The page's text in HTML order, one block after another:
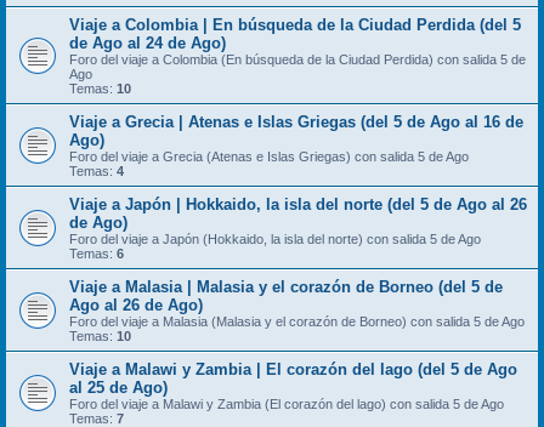
Viaje a Colombia | En búsqueda de la Ciudad Perdida (del 5
de Ago al 24 de Ago)
Foro del viaje a Colombia (En búsqueda de la Ciudad Perdida) con salida 5 de
Ago
Temas: 10
Viaje a Grecia | Atenas e Islas Griegas (del 5 de Ago al 16 de
Ago)
Foro del viaje a Grecia (Atenas e Islas Griegas) con salida 5 de Ago
Temas: 4
Viaje a Japón | Hokkaido, la isla del norte (del 5 de Ago al 26
de Ago)
Foro del viaje a Japón (Hokkaido, la isla del norte) con salida 5 de Ago
Temas: 6
Viaje a Malasia | Malasia y el corazón de Borneo (del 5 de
Ago al 26 de Ago)
Foro del viaje a Malasia (Malasia y el corazón de Borneo) con salida 5 de Ago
Temas: 10
Viaje a Malawi y Zambia | El corazón del lago (del 5 de Ago
al 25 de Ago)
Foro del viaje a Malawi y Zambia (El corazón del lago) con salida 5 de Ago
Temas: 7